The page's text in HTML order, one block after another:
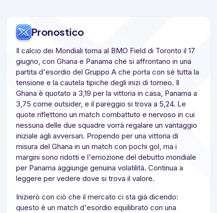
Pronostico
Il calcio dei Mondiali torna al BMO Field di Toronto il 17
giugno, con Ghana e Panama che si affrontano in una
partita d'esordio del Gruppo A che porta con sé tutta la
tensione e la cautela tipiche degli inizi di torneo. Il
Ghana è quotato a 3,19 per la vittoria in casa, Panama a
3,75 come outsider, e il pareggio si trova a 5,24. Le
quote riflettono un match combattuto e nervoso in cui
nessuna delle due squadre vorrà regalare un vantaggio
iniziale agli avversari. Propendo per una vittoria di
misura del Ghana in un match con pochi gol, ma i
margini sono ridotti e l'emozione del debutto mondiale
per Panama aggiunge genuina volatilità. Continua a
leggere per vedere dove si trova il valore.
Inizierò con ciò che il mercato ci sta già dicendo:
questo è un match d'esordio equilibrato con una